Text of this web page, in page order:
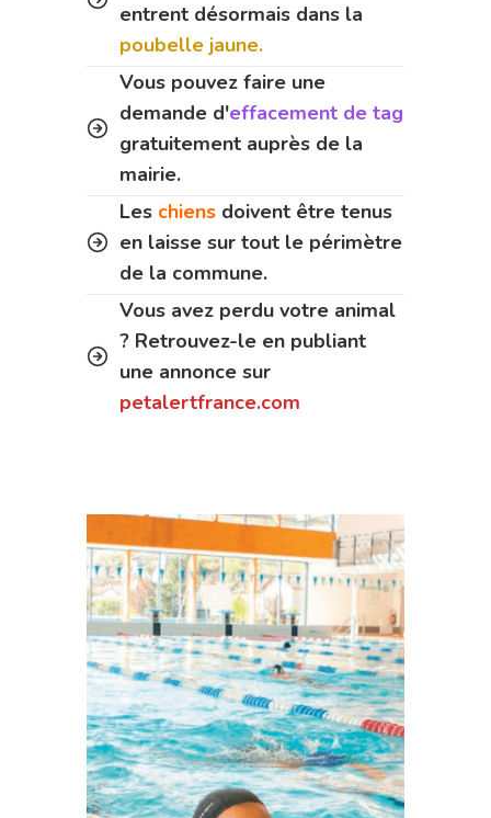
entrent désormais dans la
poubelle jaune.
Vous pouvez faire une
demande d'effacement de tag
gratuitement auprès de la
mairie.
Les chiens doivent être tenus
en laisse sur tout le périmètre
de la commune.
Vous avez perdu votre animal
? Retrouvez-le en publiant
une annonce sur
petalertfrance.com